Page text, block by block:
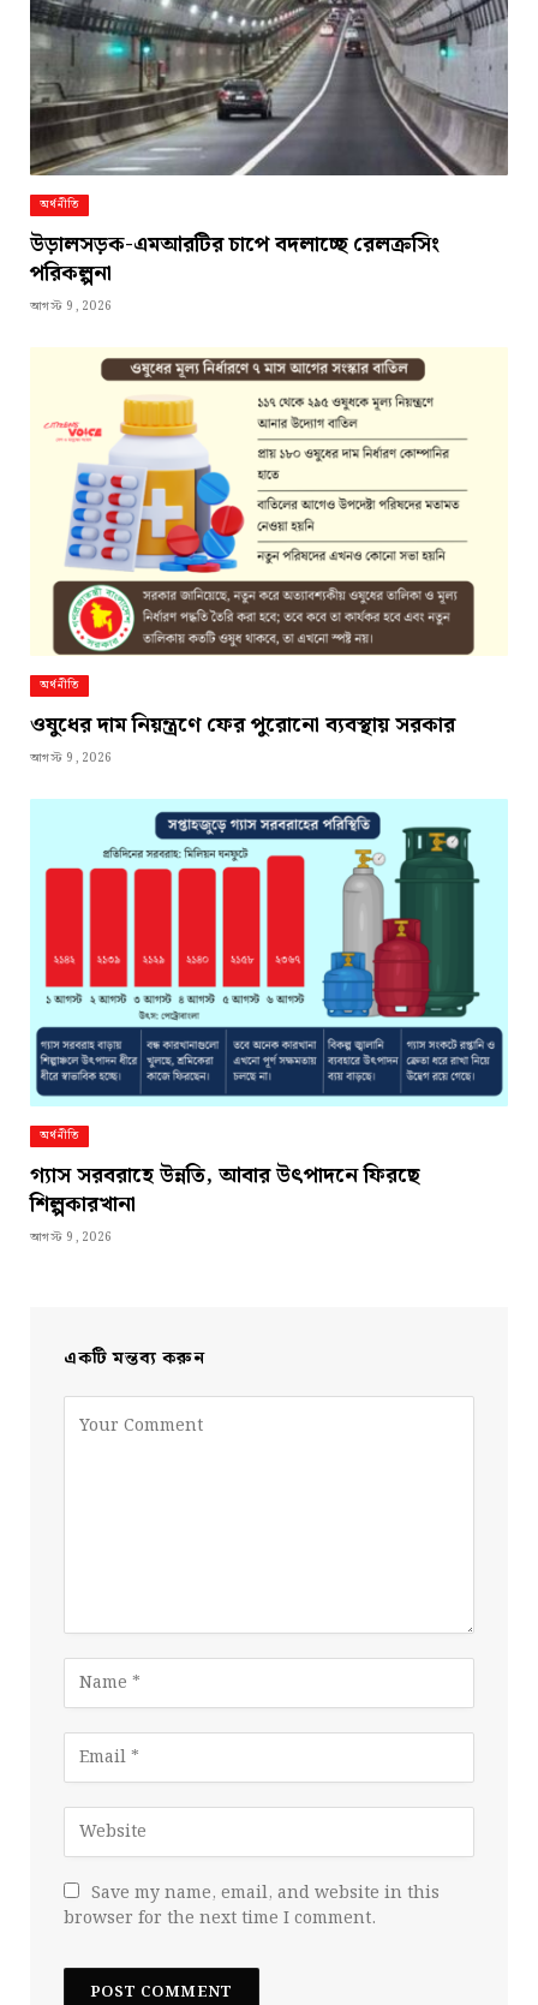
অর্থনীতি
উড়ালসড়ক-এমআরটির চাপে বদলাচ্ছে রেলক্রসিং
পরিকল্পনা
আগস্ট 9, 2026
অর্থনীতি
ওষুধের দাম নিয়ন্ত্রণে ফের পুরোনো ব্যবস্থায় সরকার
আগস্ট 9, 2026
অর্থনীতি
গ্যাস সরবরাহে উন্নতি, আবার উৎপাদনে ফিরছে
শিল্পকারখানা
আগস্ট 9, 2026
একটি মন্তব্য করুন
Save my name, email, and website in this
browser for the next time I comment.